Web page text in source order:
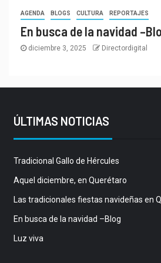
AGENDA BLOGS CULTURA REPORTAJES
En busca de la navidad
diciembre 3, 2025 Directordigital
ÚLTIMAS NOTICIAS
Tradicional Gallo de Hércules
Aquel diciembre, en Querétaro
Las tradicionales fiestas navideñas en
En busca de la navidad –Blog
Luz viva